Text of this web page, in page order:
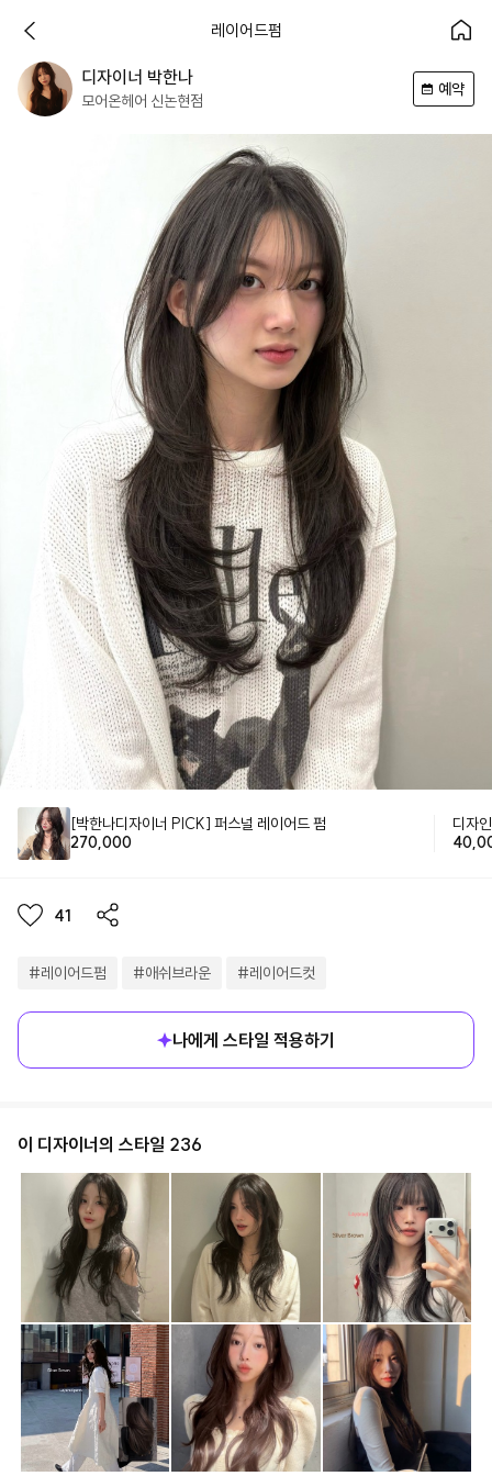
레이어드펌
디자이너 박한나
모어온헤어 신논현점
예약
[박한나디자이너 PICK] 퍼스널 레이어드 펌
270,000
디자
41
#레이어드펌 #애쉬브라운 #레이어드컷
나에게 스타일 적용하기
이 디자이너의 스타일 236